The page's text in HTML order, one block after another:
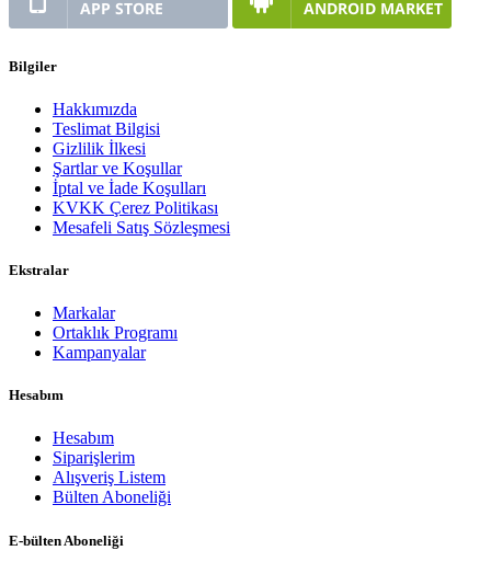
Bilgiler
Hakkımızda
Teslimat Bilgisi
Gizlilik İlkesi
Şartlar ve Koşullar
İptal ve İade Koşulları
KVKK Çerez Politikası
Mesafeli Satış Sözleşmesi
Ekstralar
Markalar
Ortaklık Programı
Kampanyalar
Hesabım
Hesabım
Siparişlerim
Alışveriş Listem
Bülten Aboneliği
E-bülten Aboneliği